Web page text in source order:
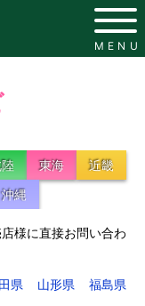
MENU
東海
近畿
縄
様に直接お問い合わ
県 山形県 福島県